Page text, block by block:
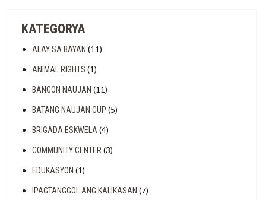
KATEGORYA
ALAY SA BAYAN (11)
ANIMAL RIGHTS (1)
BANGON NAUJAN (11)
BATANG NAUJAN CUP (5)
BRIGADA ESKWELA (4)
COMMUNITY CENTER (3)
EDUKASYON (1)
IPAGTANGGOL ANG KALIKASAN (7)